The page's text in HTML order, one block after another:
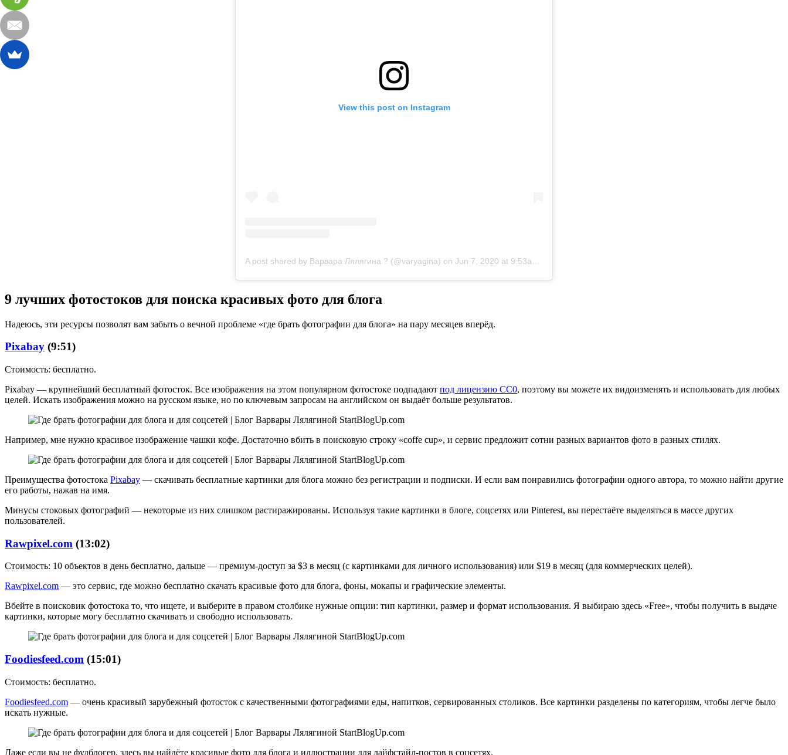
View this post on Instagram
A post shared by Варвара Лялягина ? (@varyagina) on Jun 7, 2020 at 9:53am PDT
9 лучших фотостоков для поиска красивых фото для блога
Надеюсь, эти ресурсы позволят вам забыть о вечной проблеме «где брать фотографии для блога» на пару месяцев вперёд.
Pixabay (9:51)
Стоимость: бесплатно.
Pixabay — крупнейший бесплатный фотосток. Все изображения на этом популярном фотостоке подпадают под лицензию CC0, поэтому вы можете их видоизменять и использовать для любых
целей. Искать изображения можно на русском языке, но по ключевым запросам на английском он выдаёт больше результатов.
Например, мне нужно красивое изображение чашки кофе. Достаточно вбить в поисковую строку «coffe cup», и сервис предложит сотни разных вариантов фото в разных стилях.
Преимущества фотостока Pixabay — скачивать бесплатные картинки для блога можно без регистрации и подписки. И если вам понравились фотографии одного автора, то можно найти другие
его работы, нажав на имя.
Минусы стоковых фотографий — некоторые из них слишком растиражированы. Используя такие картинки в блоге, соцсетях или Pinterest, вы перестаёте выделяться в массе других
пользователей.
Rawpixel.com (13:02)
Стоимость: 10 объектов в день бесплатно, дальше — премиум-доступ за $3 в месяц (с картинками для личного использования) или $19 в месяц (для коммерческих целей).
Rawpixel.com — это сервис, где можно бесплатно скачать красивые фото для блога, фоны, мокапы и графические элементы.
Вбейте в поисковик фотостока то, что ищете, и выберите в правом столбике нужные опции: тип картинки, размер и формат использования. Я выбираю здесь «Free», чтобы получить в выдаче
картинки, которые могу бесплатно скачивать и свободно использовать.
Foodiesfeed.com (15:01)
Стоимость: бесплатно.
Foodiesfeed.com — очень красивый зарубежный фотосток с качественными фотографиями еды, напитков, сервированных столиков. Все картинки разделены по категориям, чтобы легче было
искать нужные.
Даже если вы не фудблогер, здесь вы найдёте красивые фото для блога и иллюстрации для лайфстайл-постов в соцсетях.